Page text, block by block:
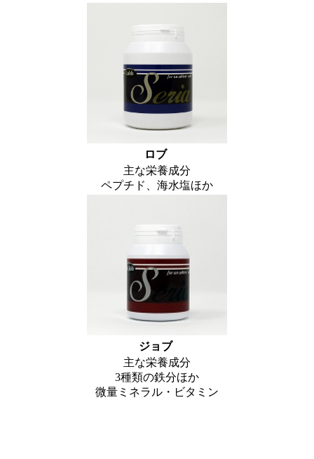
ロブ
主な栄養成分
ペプチド、海水塩ほか
ジョブ
主な栄養成分
3種類の鉄分ほか
微量ミネラル・ビタミン